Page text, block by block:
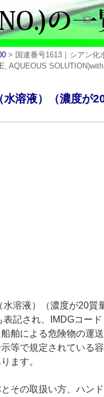
> 国連番号1613｜シアン化
AQUEOUS
溶液）（濃度が
溶液）（濃度が20質
記され、IMDGコー
舶による危険物の運
等で規定されている
ます。
その取扱い方、ハン